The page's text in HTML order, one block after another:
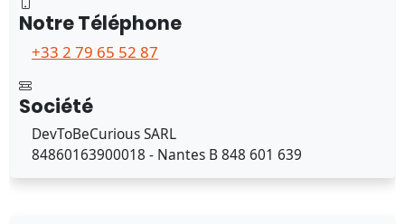
Notre Téléphone
+33 2 79 65 52 87
Société
DevToBeCurious SARL
84860163900018 - Nantes B 848 601 639